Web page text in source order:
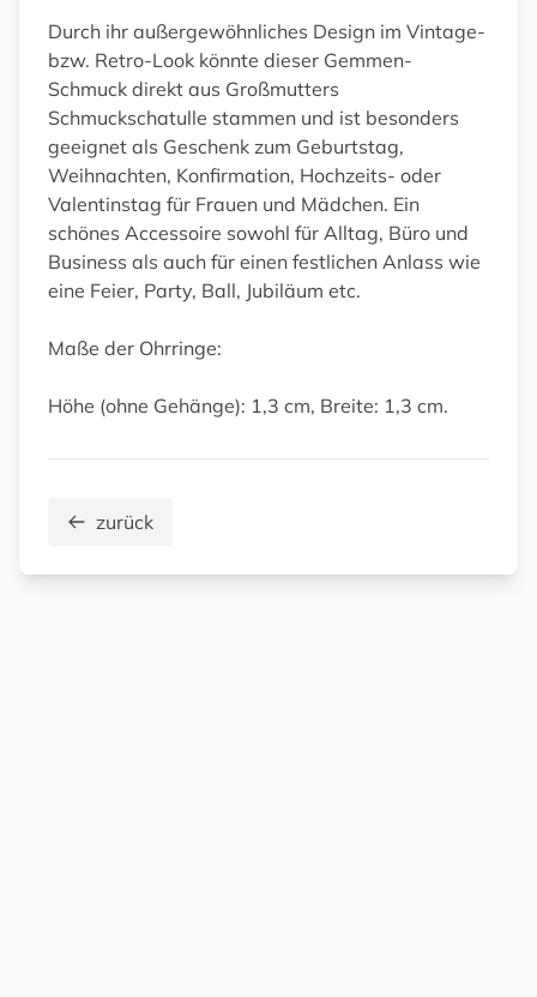
Durch ihr außergewöhnliches Design im Vintage-
bzw. Retro-Look könnte dieser Gemmen-
Schmuck direkt aus Großmutters
Schmuckschatulle stammen und ist besonders
geeignet als Geschenk zum Geburtstag,
Weihnachten, Konfirmation, Hochzeits- oder
Valentinstag für Frauen und Mädchen. Ein
schönes Accessoire sowohl für Alltag, Büro und
Business als auch für einen festlichen Anlass wie
eine Feier, Party, Ball, Jubiläum etc.
Maße der Ohrringe:
Höhe (ohne Gehänge): 1,3 cm, Breite: 1,3 cm.
zurück